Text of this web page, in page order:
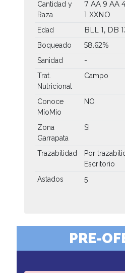
Cantidad y
Raza
7 AA 9 AA
1 XXNO
Edad BLL 1, DB
Boqueado 58.62%
Sanidad
-
Trat.
Nutricional
Campo
Conoce
MíoMío
NO
Zona
Garrapata
SI
Trazabilidad
Por
Escritorio
Astados
5
PRE-